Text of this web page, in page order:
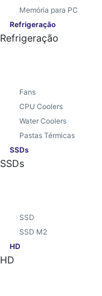
Memória para PC
Refrigeração
Refrigeração
Fans
CPU Coolers
Water Coolers
Pastas Térmicas
SSDs
SSDs
SSD
SSD M2
HD
HD